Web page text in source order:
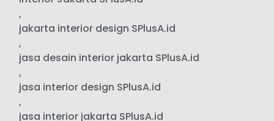
,
jakarta interior design SPlusA.id
,
jasa desain interior jakarta SPlusA.id
,
jasa interior design SPlusA.id
,
jasa interior jakarta SPlusA.id